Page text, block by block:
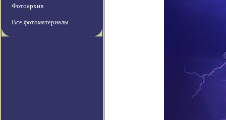
Фотоархив
Все фотоматериалы